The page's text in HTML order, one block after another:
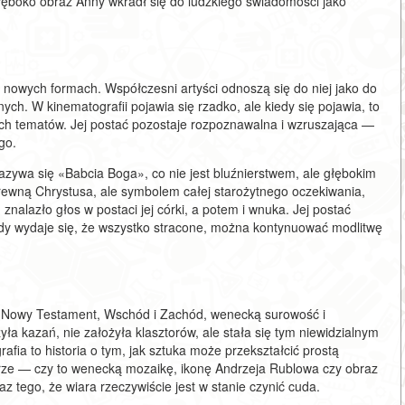
formach. Współczesni artyści odnoszą się do niej jako do
W kinematografii pojawia się rzadko, ale kiedy się pojawia, to
tematów. Jej postać pozostaje rozpoznawalna i wzruszająca —
się «Babcia Boga», co nie jest bluźnierstwem, ale głębokim
Chrystusa, ale symbolem całej starożytnego oczekiwania,
głos w postaci jej córki, a potem i wnuka. Jej postać
wydaje się, że wszystko stracone, można kontynuować modlitwę
Testament, Wschód i Zachód, wenecką surowość i
kazań, nie założyła klasztorów, ale stała się tym niewidzialnym
to historia o tym, jak sztuka może przekształcić prostą
— czy to wenecką mozaikę, ikonę Andrzeja Rublowa czy obraz
tego, że wiara rzeczywiście jest w stanie czynić cuda.